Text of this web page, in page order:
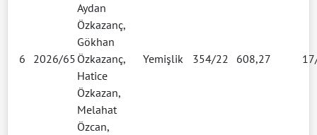
6 2026/65
Aydan
Özkazanç,
Gökhan
Özkazanç,
Hatice
Özkazan,
Melahat
Özcan,
Yemişlik 354/22 608,27